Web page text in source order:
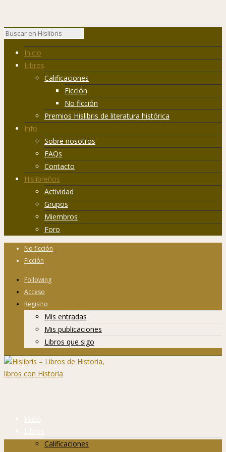
Inicio
Libros
Calificaciones
Ficción
No ficción
Premios Hislibris de literatura histórica
Info
Sobre nosotros
FAQs
Contacto
Hislibreños
Actividad
Grupos
Miembros
Foro
No ficción
Ficción
Following
Acceso
Registro
Mis entradas
Mis publicaciones
Libros que sigo
Inicio
Libros
Calificaciones